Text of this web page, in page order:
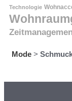
Technologie
Mode >